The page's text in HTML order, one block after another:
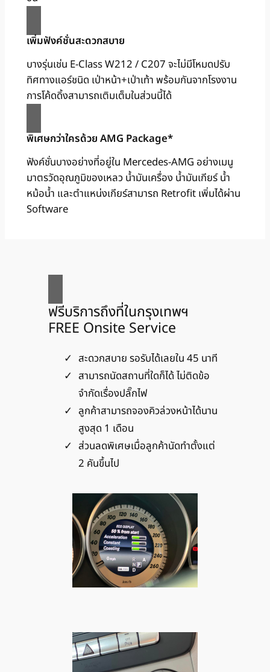
เพิ่มฟังค์ชั่นสะดวกสบาย
บางรุ่นเช่น E-Class W212 / C207 จะไม่มีโหมดปรับ
ทิศทางแอร์ชนิด เป่าหน้า+เป่าเท้า พร้อมกันจากโรงงาน
การโค้ดดิ้งสามารถเติมเต็มในส่วนนี้ได้
พิเศษกว่าใครด้วย AMG Package*
ฟังค์ชั่นบางอย่างที่อยู่ใน Mercedes-AMG อย่างเมนู
มาตรวัดอุณภูมิของเหลว น้ำมันเครื่อง น้ำมันเกียร์ น้ำ
หม้อน้ำ และตำแหน่งเกียร์สามารถ Retrofit เพิ่มได้ผ่าน
Software
ฟรีบริการถึงที่ในกรุงเทพฯ
FREE Onsite Service
สะดวกสบาย รอรับได้เลยใน 45 นาที
สามารถนัดสถานที่ใดก็ได้ ไม่ติดข้อ
จำกัดเรื่องปลั๊กไฟ
ลูกค้าสามารถจองคิวล่วงหน้าได้นาน
สูงสุด 1 เดือน
ส่วนลดพิเศษเมื่อลูกค้านัดทำตั้งแต่
2 คันขึ้นไป